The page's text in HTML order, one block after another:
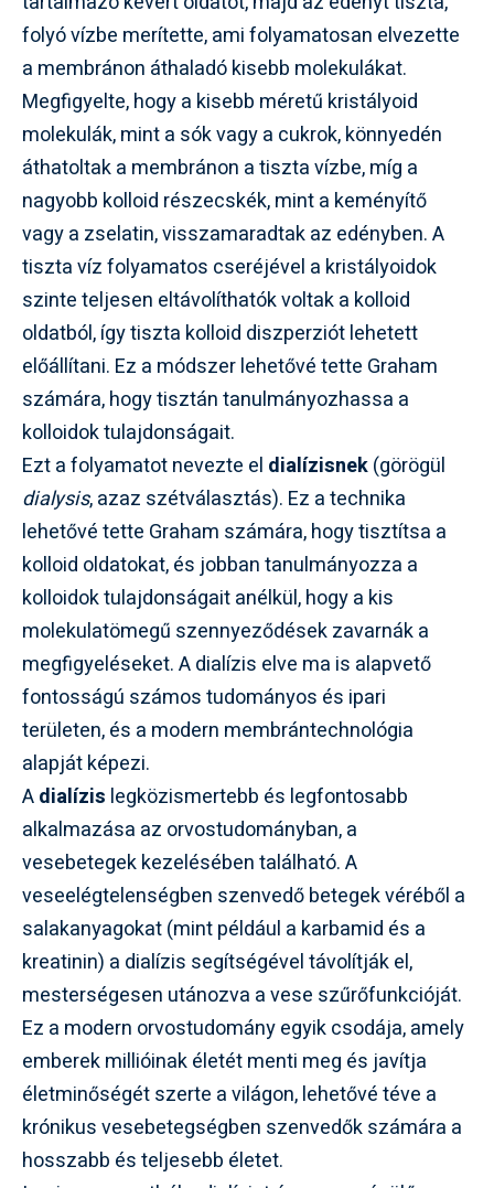
folyó vízbe merítette, ami folyamatosan elvezette
a membránon áthaladó kisebb molekulákat.
Megfigyelte, hogy a kisebb méretű kristályoid
molekulák, mint a sók vagy a cukrok, könnyedén
áthatoltak a membránon a tiszta vízbe, míg a
nagyobb kolloid részecskék, mint a keményítő
vagy a zselatin, visszamaradtak az edényben. A
tiszta víz folyamatos cseréjével a kristályoidok
szinte teljesen eltávolíthatók voltak a kolloid
oldatból, így tiszta kolloid diszperziót lehetett
előállítani. Ez a módszer lehetővé tette Graham
számára, hogy tisztán tanulmányozhassa a
kolloidok tulajdonságait.
Ezt a folyamatot nevezte el dialízisnek(görögül
dialysis, azaz szétválasztás). Ez a technika
lehetővé tette Graham számára, hogy tisztítsa a
kolloid oldatokat, és jobban tanulmányozza a
kolloidok tulajdonságait anélkül, hogy a kis
molekulatömegű szennyeződések zavarnák a
megfigyeléseket. A dialízis elve ma is alapvető
fontosságú számos tudományos és ipari
területen, és a modern membrántechnológia
alapját képezi.
Adialízis legközismertebb és legfontosabb
alkalmazása az orvostudományban, a
vesebetegek kezelésében található. A
veseelégtelenségben szenvedő betegek véréből a
salakanyagokat (mint például a karbamid és a
kreatinin) a dialízis segítségével távolítják el,
mesterségesen utánozva a vese szűrőfunkcióját.
Ez a modern orvostudomány egyik csodája, amely
emberek millióinak életét menti meg és javítja
életminőségét szerte a világon, lehetővé téve a
krónikus vesebetegségben szenvedők számára a
hosszabb és teljesebb életet.